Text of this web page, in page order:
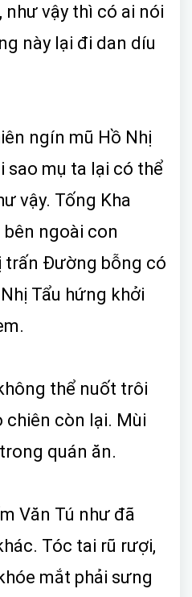
vậy thì có ai nói
này lại đi dan díu
ngín mũ Hồ Nhị
sao mụ ta lại có thể
vậy. Tống Kha
ngoài con
trấn Đường bỗng có
Tẩu hứng khởi
thể nuốt trôi
chiên còn lại. Mùi
quán ăn.
Văn Tú như đã
Tóc tai rũ rượi,
mắt phải sưng